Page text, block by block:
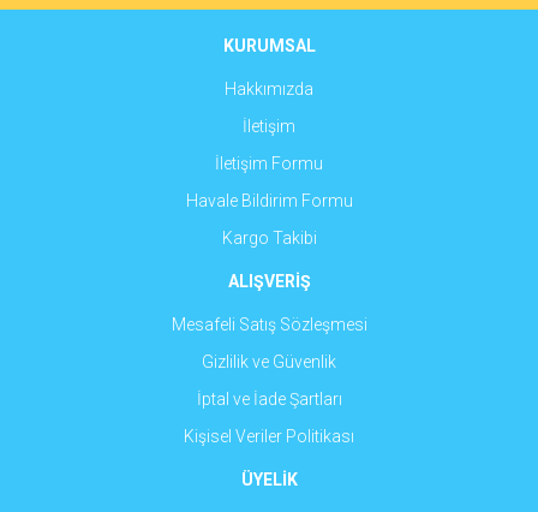
Ürün fiyatı diğer sitelerden daha pahalı.
Gönder
KURUMSAL
Hakkımızda
İletişim
İletişim Formu
Havale Bildirim Formu
Kargo Takibi
ALIŞVERİŞ
Mesafeli Satış Sözleşmesi
Gizlilik ve Güvenlik
İptal ve İade Şartları
Kişisel Veriler Politikası
ÜYELİK